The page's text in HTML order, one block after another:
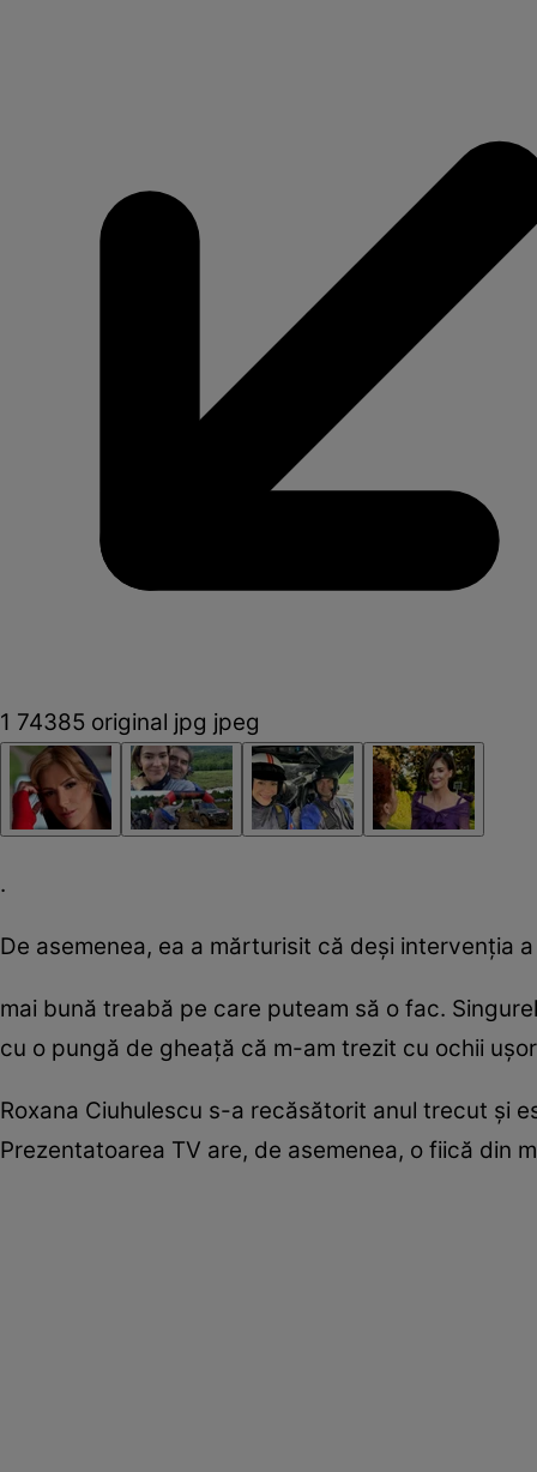
1 74385 original jpg jpeg
.
De asemenea, ea a mărturisit că deşi intervenţia
mai bună treabă pe care puteam să o fac.
cu o pungă de gheaţă că m-am trezit cu ochii
Roxana Ciuhulescu s-a recăsătorit anul trecut şi
Prezentatoarea TV are, de asemenea, o fiică din